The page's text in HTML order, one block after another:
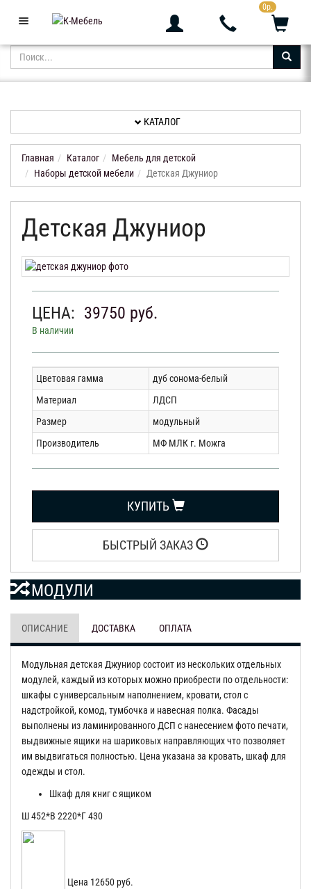
0р.
Звоните с 9:00 до 23:00 +7 (343) 361-05-24
КАТАЛОГ
АКЦИИ
НОВИНКИ
ОТЗЫВЫ
КАБИНЕТ
КАТАЛОГ
Главная Каталог
Мебель для детской
Наборы детской мебели
Детская Джуниор
Детская Джуниор
ЦЕНА: 39750 руб.
В наличии
Цветовая гамма
дуб сонома-белый
Материал
ЛДСП
Размер
модульный
Производитель
МФ МЛК г. Можга
КУПИТЬ
БЫСТРЫЙ ЗАКАЗ
МОДУЛИ
ОПИСАНИЕ ДОСТАВКА ОПЛАТА
Модульная детская Джуниор состоит из нескольких отдельных
модулей, каждый из которых можно приобрести по отдельности:
шкафы с универсальным наполнением, кровати, стол с
надстройкой, комод, тумбочка и навесная полка. Фасады
выполнены из ламинированного ДСП с нанесением фото печати,
выдвижные ящики на шариковых направляющих что позволяет
им выдвигаться полностью. Цена указана за кровать, шкаф для
одежды и стол.
Шкаф для книг с ящиком
Ш 452*В 2220*Г 430
Цена 12650 руб.